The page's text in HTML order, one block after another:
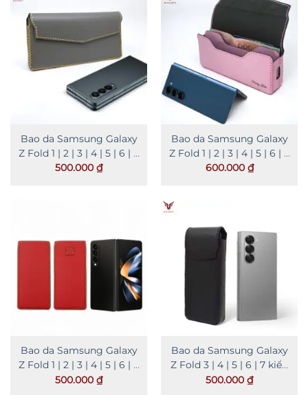
Bao da Samsung Galaxy
Z Fold 1 | 2 | 3 | 4 | 5 | 6 | 7
kiểu ngang
500.000 ₫
Bao da Samsung Galaxy
Z Fold 1 | 2 | 3 | 4 | 5 | 6 | 7
kèm ngăn tiền
600.000 ₫
Bao da Samsung Galaxy
Z Fold 1 | 2 | 3 | 4 | 5 | 6 | 7
kiểu hộp
500.000 ₫
Bao da Samsung Galaxy
Z Fold 3 | 4 | 5 | 6 | 7 kiểu
đứng
500.000 ₫